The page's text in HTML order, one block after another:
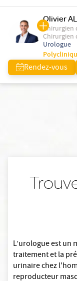
Olivier
Chirurgien
Chirurgien
Urologue
Rendez-vous
L’urologue est un
traitement et la
urinaire chez
reproducteur